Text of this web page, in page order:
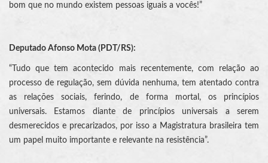
bom que no mundo existem pessoas iguais a vocês!”
Deputado Afonso Mota (PDT/RS):
“Tudo que tem acontecido mais recentemente, com relação ao
processo de regulação, sem dúvida nenhuma, tem atentado contra
as relações sociais, ferindo, de forma mortal, os princípios
universais. Estamos diante de princípios universais a serem
desmerecidos e precarizados, por isso a Magistratura brasileira tem
um papel muito importante e relevante na resistência”.